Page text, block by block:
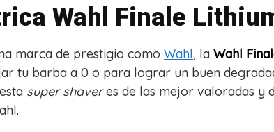
Wahl Finale
marca de prestigio como Wahl, la Wahl
tu barba a 0 o para lograr un buen
super shaveres de las mejor valoradas y